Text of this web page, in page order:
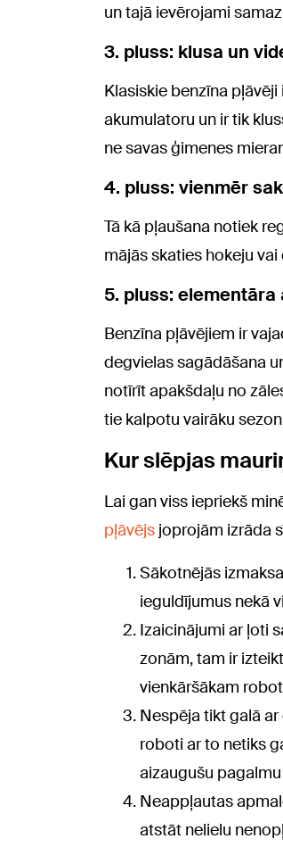
un tajā ievērojami
3. pluss: klusa un
Klasiskie benzīna
akumulatoru un ir tik
ne savas ģimenes
4. pluss: vienmēr
Tā kā pļaušana notiek
mājās skaties hokeju
5. pluss: elementāra
Benzīna pļāvējiem ir
degvielas sagādāšana
notīrīt apakšdaļu no
tie kalpotu vairāku
Kur slēpjas
Lai gan viss iepriekš
pļāvējs joprojām izrāda
Sākotnējās
ieguldījumus nekā
Izaicinājumi ar ļoti
zonām, tam ir
vienkāršākam
Nespēja tikt galā
roboti ar to netiks
aizaugušu
Neappļautas
atstāt nelielu